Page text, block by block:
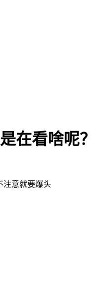
在看啥呢
注意就要爆头